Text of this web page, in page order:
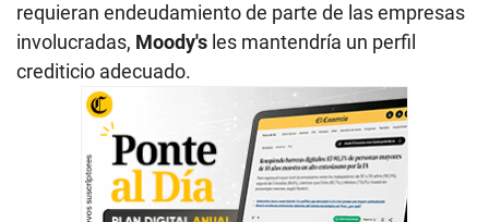
requieran endeudamiento de parte de las empresas
involucradas, Moody's les mantendría un perfil
crediticio adecuado.